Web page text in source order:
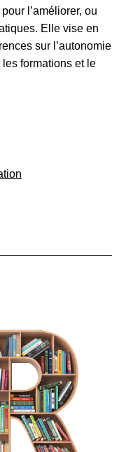
l’améliorer, ou
Elle vise en
sur l’autonomie
formations et le